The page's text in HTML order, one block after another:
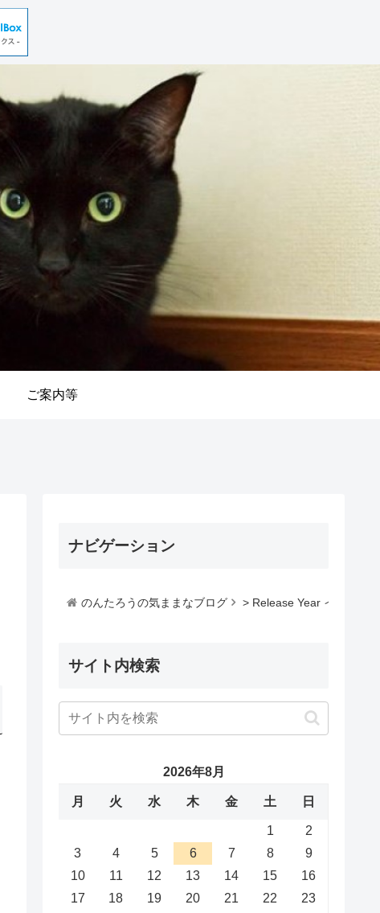
ご案内等
ナビゲーション
のんたろうの気ままなブログ > Release Year インデッ
サイト内検索
2026年8月
月 火 水 木 金 土 日
1
2
3
4 5 6 7 8
9
10
11 12 13 14 15
16
17
18 19 20 21 22
23